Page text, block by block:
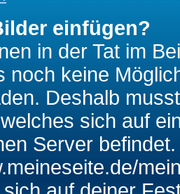
einfügen?
in der Tat im
noch keine
Deshalb
sich auf
Server